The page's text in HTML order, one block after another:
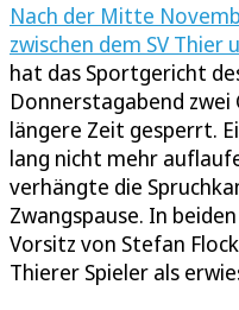
Nach der Mitte
zwischen dem SV Thier
hat das Sportgericht
Donnerstagabend
längere Zeit gesperrt.
lang nicht mehr
verhängte die
Zwangspause. In
Vorsitz von Stefan
Thierer Spieler als